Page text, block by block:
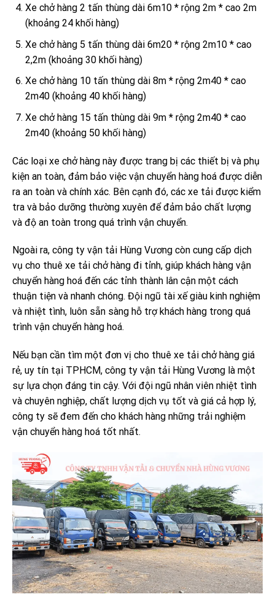
Xe chở hàng 2 tấn thùng dài 6m10 * rộng 2m * cao 2m
(khoảng 24 khối hàng)
Xe chở hàng 5 tấn thùng dài 6m20 * rộng 2m10 * cao
2,2m (khoảng 30 khối hàng)
Xe chở hàng 10 tấn thùng dài 8m * rộng 2m40 * cao
2m40 (khoảng 40 khối hàng)
Xe chở hàng 15 tấn thùng dài 9m * rộng 2m40 * cao
2m40 (khoảng 50 khối hàng)
Các loại xe chở hàng này được trang bị các thiết bị và phụ
kiện an toàn, đảm bảo việc vận chuyển hàng hoá được diễn
ra an toàn và chính xác. Bên cạnh đó, các xe tải được kiểm
tra và bảo dưỡng thường xuyên để đảm bảo chất lượng
và độ an toàn trong quá trình vận chuyển.
Ngoài ra, công ty vận tải Hùng Vương còn cung cấp dịch
vụ cho thuê xe tải chở hàng đi tỉnh, giúp khách hàng vận
chuyển hàng hoá đến các tỉnh thành lân cận một cách
thuận tiện và nhanh chóng. Đội ngũ tài xế giàu kinh nghiệm
và nhiệt tình, luôn sẵn sàng hỗ trợ khách hàng trong quá
trình vận chuyển hàng hoá.
Nếu bạn cần tìm một đơn vị cho thuê xe tải chở hàng giá
rẻ, uy tín tại TPHCM, công ty vận tải Hùng Vương là một
sự lựa chọn đáng tin cậy. Với đội ngũ nhân viên nhiệt tình
và chuyên nghiệp, chất lượng dịch vụ tốt và giá cả hợp lý,
công ty sẽ đem đến cho khách hàng những trải nghiệm
vận chuyển hàng hoá tốt nhất.